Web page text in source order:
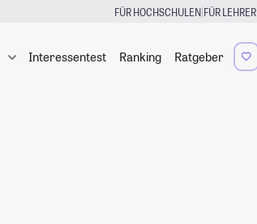
FÜR HOCHSCHULEN|FÜR LEHRER
Interessentest Ranking Ratgeber